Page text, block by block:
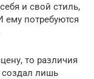
и свой стиль,
потребуются
то различия
создал лишь